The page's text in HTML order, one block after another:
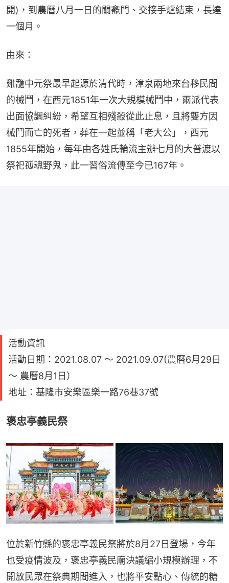
開)，到農曆八月一日的關龕門、交接手爐結束，長達
一個月。
由來：
雞籠中元祭最早起源於清代時，漳泉兩地來台移民間
的械鬥，在西元1851年一次大規模械鬥中，兩派代表
出面協調糾紛，希望互相殘殺從此止息，且將雙方因
械鬥而亡的死者，葬在一起並稱「老大公」，西元
1855年開始，每年由各姓氏輪流主辦七月的大普渡以
祭祀孤魂野鬼，此一習俗流傳至今已167年。
活動資訊
活動日期：2021.08.07 ～ 2021.09.07(農曆6月29日
～ 農曆8月1日）
地址：基隆市安樂區樂一路76巷37號
褒忠亭義民祭
位於新竹縣的褒忠亭義民祭將於8月27日登場，今年
也受疫情波及，褒忠亭義民廟決議縮小規模辦理，不
開放民眾在祭典期間進入，也將平安點心、傳統的糖